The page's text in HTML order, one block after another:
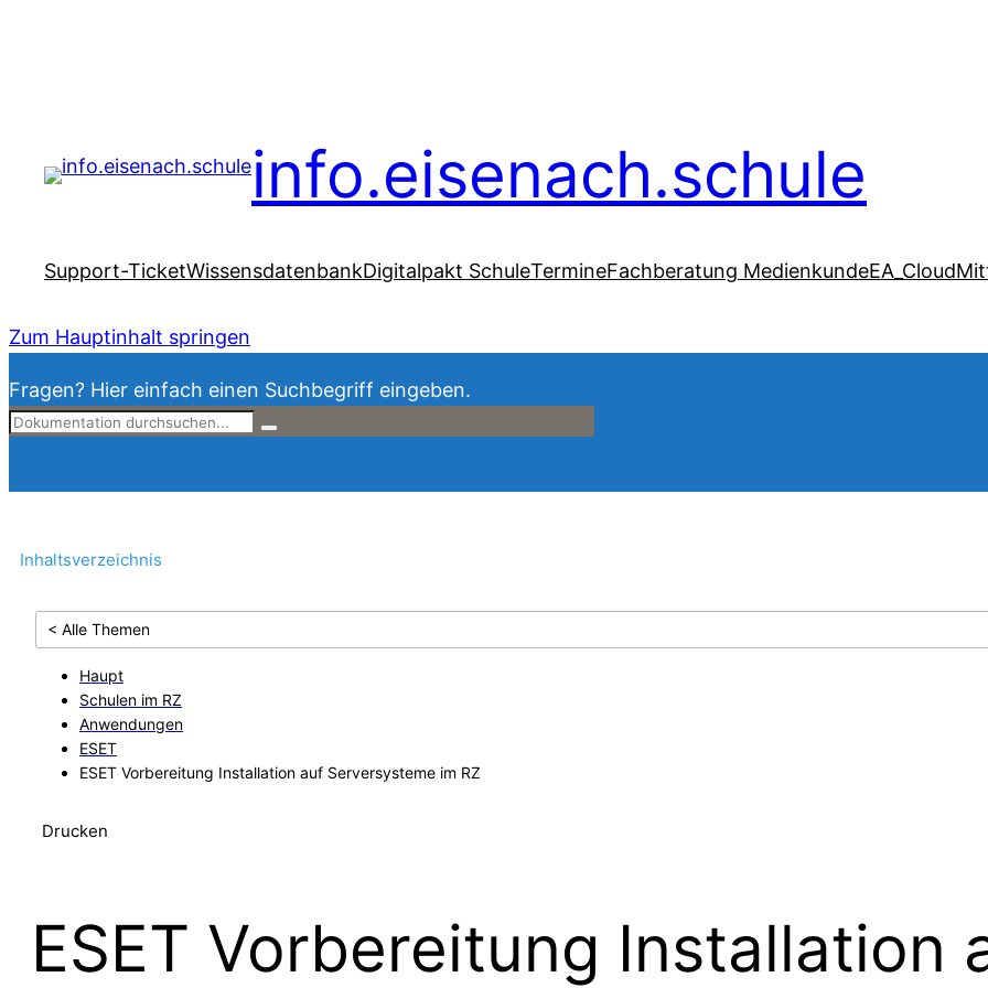
info.eisenach.schule
Support-TicketWissensdatenbankDigitalpakt SchuleTermineFachberatung MedienkundeEA_Cloud
Zum Hauptinhalt springen
Fragen? Hier einfach einen Suchbegriff eingeben.
Inhaltsverzeichnis
< Alle Themen
Haupt
Schulen im RZ
Anwendungen
ESET
ESET Vorbereitung Installation auf Serversysteme im RZ
Drucken
ESET Vorbereitung Installation